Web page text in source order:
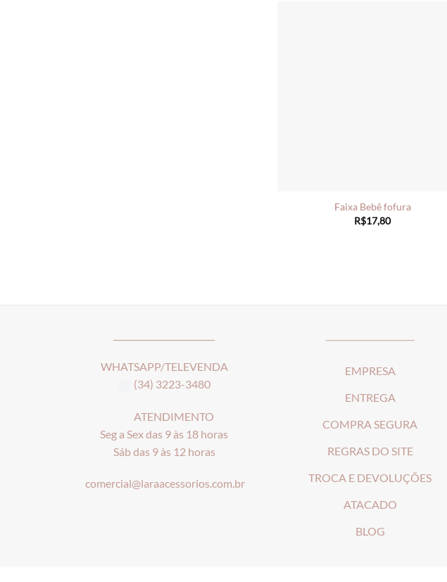
Faixa Bebê fofura
R$17,80
WHATSAPP/TELEVENDA
(34) 3223-3480
ATENDIMENTO
Seg a Sex das 9 às 18 horas
Sáb das 9 às 12 horas
comercial@laraacessorios.com.br
EMPRESA
ENTREGA
COMPRA SEGURA
REGRAS DO SITE
TROCA E DEVOLUÇÕES
ATACADO
BLOG